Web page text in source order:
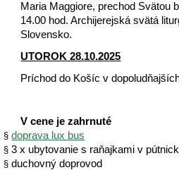
Maria Maggiore, prechod Svätou
14.00 hod. Archijerejská svätá
Slovensko.
UTOROK 28.10.2025
Príchod do Košíc v
V cene je zahrnuté
§ doprava lux bus
§ 3 x ubytovanie s raňajkami v
§ duchovný doprovod